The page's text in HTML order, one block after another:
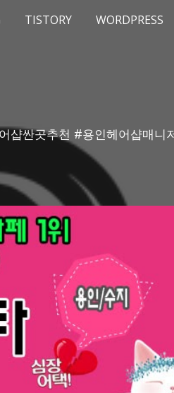
navigation
TISTORY WORDPRESS
싼곳추천 #용인헤어샵매니